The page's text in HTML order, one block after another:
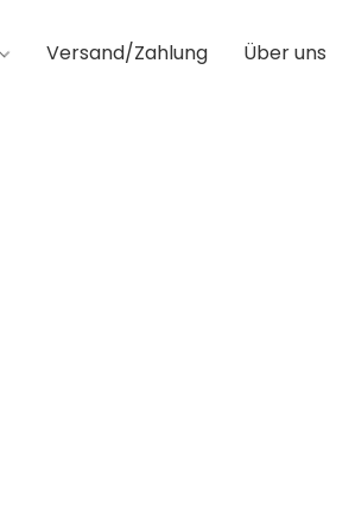
Versand/Zahlung Über uns